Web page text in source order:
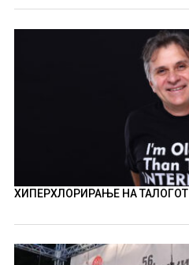
ХИПЕРХЛОРИРАЊЕ НА ТАЛОГОТ